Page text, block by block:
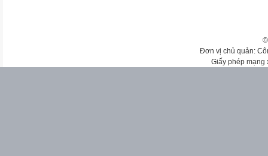
Đơn vị chủ quản:
Giấy phép mạng